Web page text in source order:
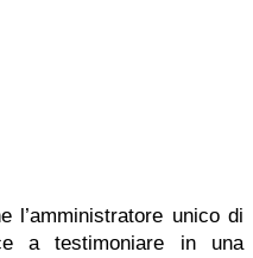
l’amministratore unico di
a testimoniare in una